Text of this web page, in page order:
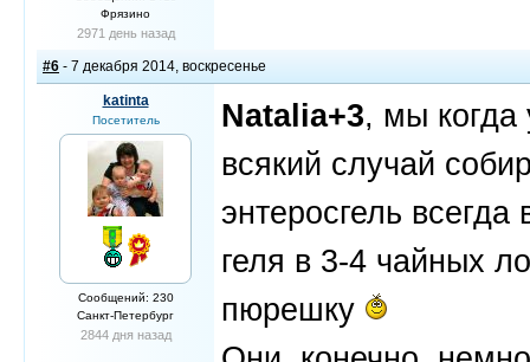
Фрязино
2971 день назад
#6 - 7 декабря 2014, воскресенье
katinta
Посетитель
Сообщений: 230
Санкт-Петербург
2844 дня назад
Natalia+3, мы
всякий случай
энтеросгель
геля в 3-4 чайных
пюрешку